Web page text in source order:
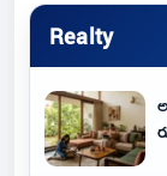
Realty